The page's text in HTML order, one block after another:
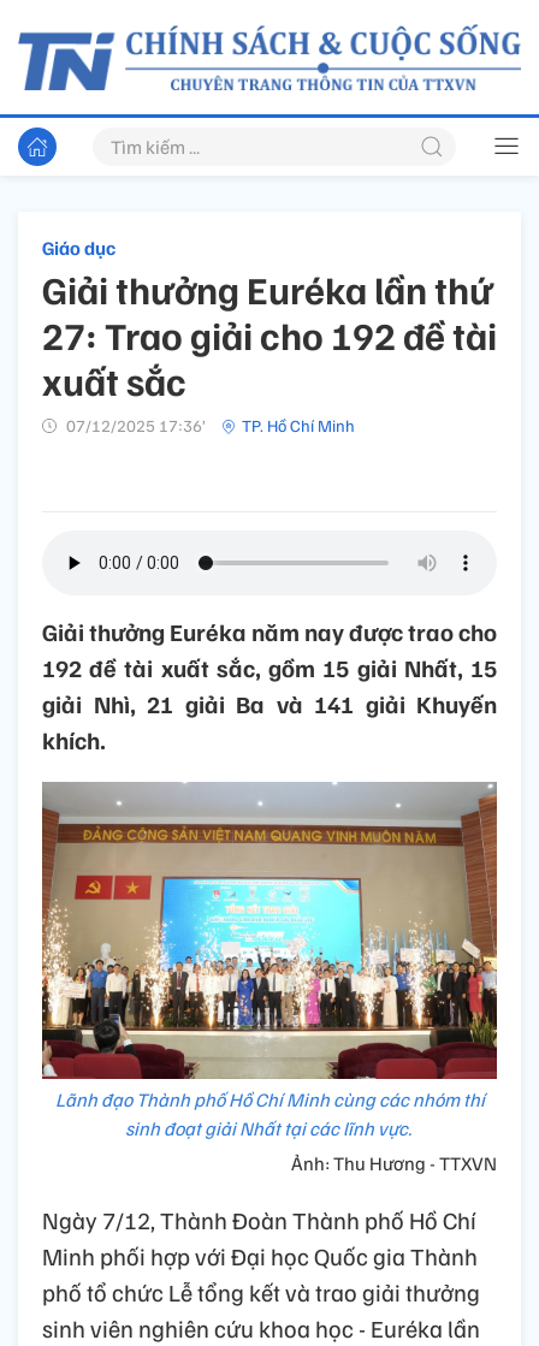
Giáo dục
Giải thưởng Euréka lần thứ
27: Trao giải cho 192 đề tài
xuất sắc
07/12/2025 17:36’ TP. Hồ Chí Minh
Giải thưởng Euréka năm nay được trao cho
192 đề tài xuất sắc, gồm 15 giải Nhất, 15
giải Nhì, 21 giải Ba và 141 giải Khuyến
khích.
Lãnh đạo Thành phố Hồ Chí Minh cùng các nhóm thí
sinh đoạt giải Nhất tại các lĩnh vực.
Ảnh: Thu Hương - TTXVN
Ngày 7/12, Thành Đoàn Thành phố Hồ Chí
Minh phối hợp với Đại học Quốc gia Thành
phố tổ chức Lễ tổng kết và trao giải thưởng
sinh viên nghiên cứu khoa học - Euréka lần